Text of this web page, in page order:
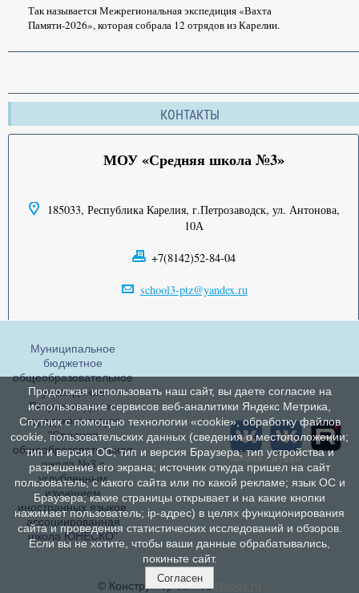
Так называется Межрегиональная экспедиция «Вахта
Памяти-2026», которая собрала 12 отрядов из Карелии.
КОНТАКТЫ
МОУ «Средняя школа №3»
185033, Республика Карелия, г.Петрозаводск, ул. Антонова,
10А
+7(8142)52-84-04
school3-ptz@yandex.ru
Муниципальное
бюджетное
общеобразовательное
учреждение
Петрозаводского
городского округа
"Средняя
общеобразовательная
школа №3 с
углубленным
изучением
иностранных языков,
ассоциированная
школа ЮНЕСКО"
© Конструктор сайтов Nubex.ru
Продолжая использовать наш сайт, вы даете согласие на
использование сервисов веб-аналитики Яндекс Метрика,
Спутник с помощью технологии «cookie», обработку файлов
cookie, пользовательских данных (сведения о местоположении;
тип и версия ОС; тип и версия Браузера; тип устройства и
разрешение его экрана; источник откуда пришел на сайт
пользователь; с какого сайта или по какой рекламе; язык ОС и
Браузера; какие страницы открывает и на какие кнопки
нажимает пользователь; ip-адрес) в целях функционирования
сайта и проведения статистических исследований и обзоров.
Если вы не хотите, чтобы ваши данные обрабатывались,
покиньте сайт.
Согласен